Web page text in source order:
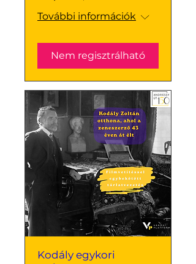
További információk
Nem regisztrálható
Kodály egykori